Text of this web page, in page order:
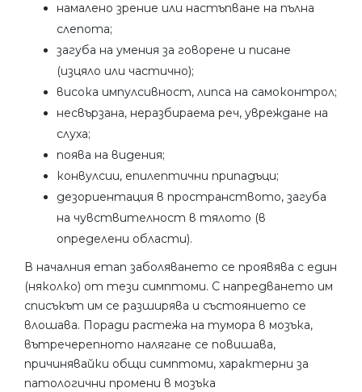
намалено зрение или настъпване на пълна
слепота;
загуба на умения за говорене и писане
(изцяло или частично);
висока импулсивност, липса на самоконтрол;
несвързана, неразбираема реч, увреждане на
слуха;
поява на видения;
конвулсии, епилептични припадъци;
дезориентация в пространството, загуба
на чувствителност в тялото (в
определени области).
В началния етап заболяването се проявява с един
(няколко) от тези симптоми. С напредването им
списъкът им се разширява и състоянието се
влошава. Поради растежа на тумора в мозъка,
вътречерепното налягане се повишава,
причинявайки общи симптоми, характерни за
патологични промени в мозъка